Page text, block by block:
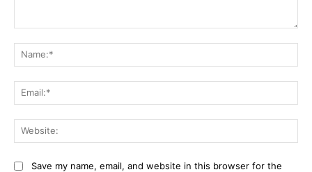
Save my name, email, and website in this browser for the